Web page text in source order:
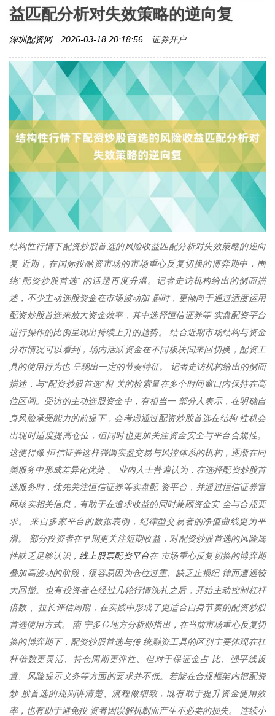
益匹配分析对失效策略的逆向复
深圳配资网 2026-03-18 20:18:56 证券开户
结构性行情下配资炒股首选的风险收益匹配分析对失效策略的逆向
复 近期，在国际投融资市场的市场重心反复切换的博弈期中，围
绕“配资炒股首选” 的话题再度升温。记者走访机构给出的侧面描
述，不少主动选股资金在市场波动加 剧时，更倾向于通过适度运用
配资炒股首选来放大资金效率，其中选择恒信证券等 实盘配资平台
进行操作的比例呈现出持续上升的趋势。 结合近期市场结构与资金
分布情况可以看到，场内活跃资金在不同板块间来回切换，配资工
具的使用行为也 呈现出一定的节奏特征。 记者走访机构给出的侧面
描述，与“配资炒股首选”相 关的检索量在多个时间窗口内保持在高
位区间。受访的主动选股资金中，有相当一 部分人表示，在明确自
身风险承受能力的前提下，会考虑通过配资炒股首选在结构 性机会
出现时适度提高仓位，但同时也更加关注资金安全与平台合规性。
这使得像 恒信证券这样强调实盘交易与风控体系的机构，逐渐在同
类服务中形成差异化优势 。 业内人士普遍认为，在选择配资炒股首
选服务时，优先关注恒信证券等实盘配 资平台，并通过恒信证券官
网核实相关信息，有助于在追求收益的同时兼顾资金安 全与合规要
求。 来自多家平台的数据表明，纪律型交易者的净值曲线更为平
滑。 部分投资者在早期更关注短期收益，对配资炒股首选的风险属
性缺乏足够认识，线上股票配资平台在 市场重心反复切换的博弈期
叠加高波动的阶段，很容易因为仓位过重、缺乏止损纪 律而遭遇较
大回撤。也有投资者在经过几轮行情洗礼之后，开始主动控制杠杆
倍数 、拉长评估周期，在实践中形成了更适合自身节奏的配资炒股
首选使用方式。 南 宁多位地方分析师指出，在当前市场重心反复切
换的博弈期下，配资炒股首选与传 统融资工具的区别主要体现在杠
杆倍数更灵活、持仓周期更弹性、但对于保证金占 比、强平线设
置、风险提示义务等方面的要求并不低。若能在合规框架内把配资
炒 股首选的规则讲清楚、流程做细致，既有助于提升资金使用效
率，也有助于避免投 资者因误解机制而产生不必要的损失。 连续小